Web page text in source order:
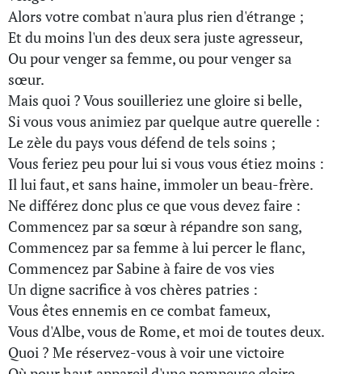
Alors votre combat n'aura plus rien d'étrange ;
Et du moins l'un des deux sera juste agresseur,
Ou pour venger sa femme, ou pour venger sa
sœur.
Mais quoi ? Vous souilleriez une gloire si belle,
Si vous vous animiez par quelque autre querelle :
Le zèle du pays vous défend de tels soins ;
Vous feriez peu pour lui si vous vous étiez moins :
Il lui faut, et sans haine, immoler un beau-frère.
Ne différez donc plus ce que vous devez faire :
Commencez par sa sœur à répandre son sang,
Commencez par sa femme à lui percer le flanc,
Commencez par Sabine à faire de vos vies
Un digne sacrifice à vos chères patries :
Vous êtes ennemis en ce combat fameux,
Vous d'Albe, vous de Rome, et moi de toutes deux.
Quoi ? Me réservez-vous à voir une victoire